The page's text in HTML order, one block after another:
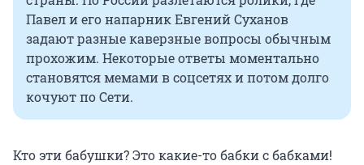
Павел и его напарник Евгений Суханов
задают разные каверзные вопросы обычным
прохожим. Некоторые ответы моментально
становятся мемами в соцсетях и потом долго
кочуют по Сети.
Кто эти бабушки? Это какие-то бабки с бабками!